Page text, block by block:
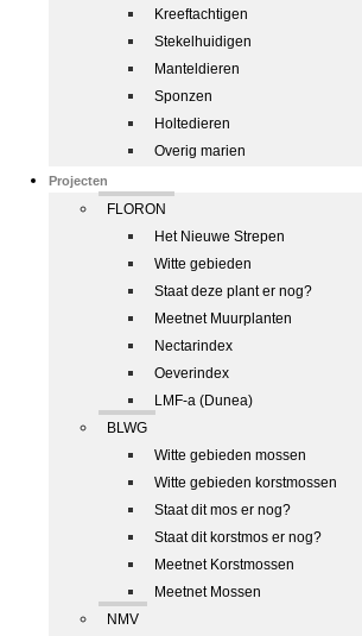
Kreeftachtigen
Stekelhuidigen
Manteldieren
Sponzen
Holtedieren
Overig marien
Projecten
FLORON
Het Nieuwe Strepen
Witte gebieden
Staat deze plant er nog?
Meetnet Muurplanten
Nectarindex
Oeverindex
LMF-a (Dunea)
BLWG
Witte gebieden mossen
Witte gebieden korstmossen
Staat dit mos er nog?
Staat dit korstmos er nog?
Meetnet Korstmossen
Meetnet Mossen
NMV